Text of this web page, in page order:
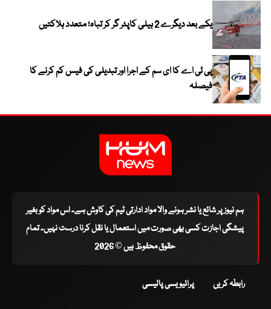
یکے بعد دیگرے 2 ہیلی کاپٹر گر کر تباہ؛ متعدد ہلاکتیں
پی ٹی اے کا ای سم کے اجرا اور تبدیلی کی فیس کم کرنے کا
فیصلہ
ہم نیوز پر شائع یا نشر ہونے والا مواد ادارتی ٹیم کی کاوش ہے۔ اس مواد کو بغیر
پیشگی اجازت کسی بھی صورت میں استعمال یا نقل کرنا درست نہیں۔ تمام
حقوق محفوظ ہیں © 2026
رابطہ کریں پرائیویسی پالیسی